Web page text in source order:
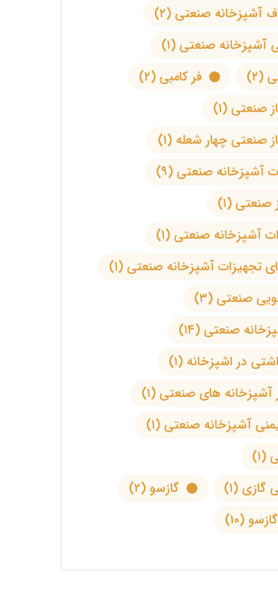
آشپزخانه صنعتی(۲)
آشپزخانه صنعتی(۱)
(۲) فر کامبی(۲)
صنعتی(۱)
صنعتی چهار شعله (۱)
آشپزخانه صنعتی(۹)
صنعتی(۱)
آشپزخانه صنعتی(۱)
تجهیزات آشپزخانه صنعتی(۱)
صنعتی(۳)
صنعتی(۱۴)
در اشپزخانه (۱)
آشپزخانه های صنعتی(۱)
آشپزخانه صنعتی(۱)
(۱)
گازی(۱) گازسو (۲)
(۱۰)